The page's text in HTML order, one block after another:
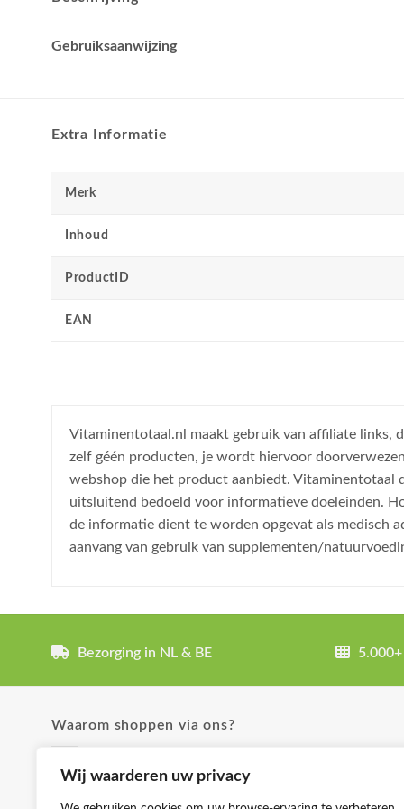
Wij waarderen uw privacy
Gebruiksaanwijzing
Extra Informatie
Merk
Inhoud
ProductID
EAN
Vitaminentotaal.nl maakt gebruik van affiliate links,
zelf géén producten, je wordt hiervoor
webshop die het product aanbiedt. Vitaminentotaal
uitsluitend bedoeld voor informatieve doeleinden.
de informatie dient te worden opgevat als medisch
aanvang van gebruik van supplementen/
Bezorging in NL & BE
Waarom shoppen via ons?
✓ Uitgebreide product omschrijvingen